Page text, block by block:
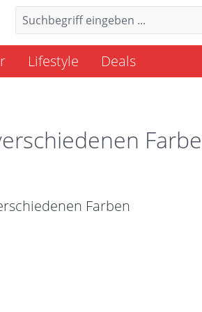
Lifestyle Deals